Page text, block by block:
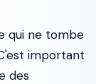
qui ne tombe
important
des